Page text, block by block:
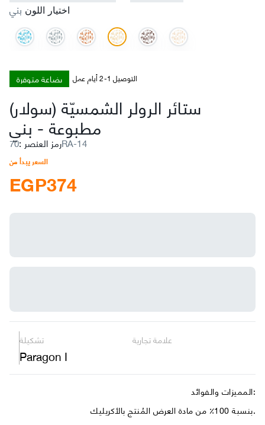
اختيار اللون بني
بضاعة متوفرة التوصيل 1-2 أيام عمل
ستائر الرولر الشمسيّة (سولار)
مطبوعة-
رمز العنصر : 70RA-14
السعر يبدأ من
EGP374
تشكيلة
Paragon I
علامة تجارية
المميزات والفوائد:
بنسبة 100٪ من مادة العرض المُنتج بالأكريليك.